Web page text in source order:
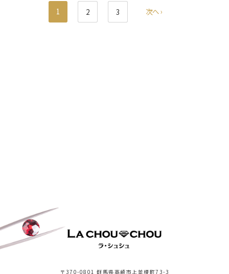
1 2 3 次へ ›
〒370-0801 群馬県高崎市上並榎町73-3